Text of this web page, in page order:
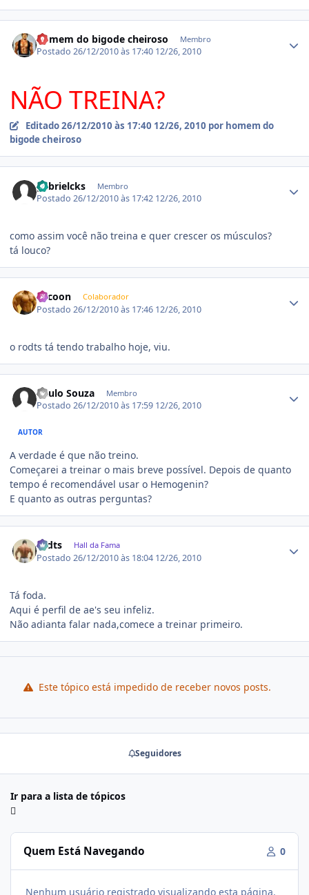
homem do bigode cheiroso Membro
Postado26/12/2010 às 17:40 12/26, 2010
NÃO TREINA?
Editado26/12/2010 às 17:40 12/26, 2010 por homem do
bigode cheiroso
gabrielcks Membro
Postado26/12/2010 às 17:42 12/26, 2010
como assim você não treina e quer crescer os músculos?
tá louco?
Tycoon Colaborador
Postado26/12/2010 às 17:46 12/26, 2010
o rodts tá tendo trabalho hoje, viu.
Paulo Souza Membro
Postado26/12/2010 às 17:59 12/26, 2010
AUTOR
A verdade é que não treino.
Começarei a treinar o mais breve possível. Depois de quanto
tempo é recomendável usar o Hemogenin?
E quanto as outras perguntas?
rodts Hall da Fama
Postado26/12/2010 às 18:04 12/26, 2010
Tá foda.
Aqui é perfil de ae's seu infeliz.
Não adianta falar nada,comece a treinar primeiro.
Este tópico está impedido de receber novos posts.
Seguidores
Ir para a lista de tópicos
Quem Está Navegando 0
Nenhum usuário registrado visualizando esta página.